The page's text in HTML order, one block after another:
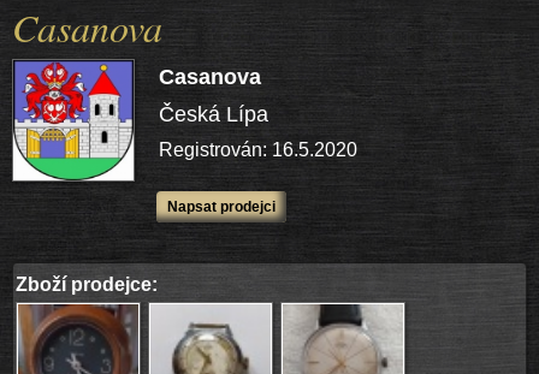
Casanova
Casanova
Česká Lípa
Registrován: 16.5.2020
Napsat prodejci
Zboží prodejce: